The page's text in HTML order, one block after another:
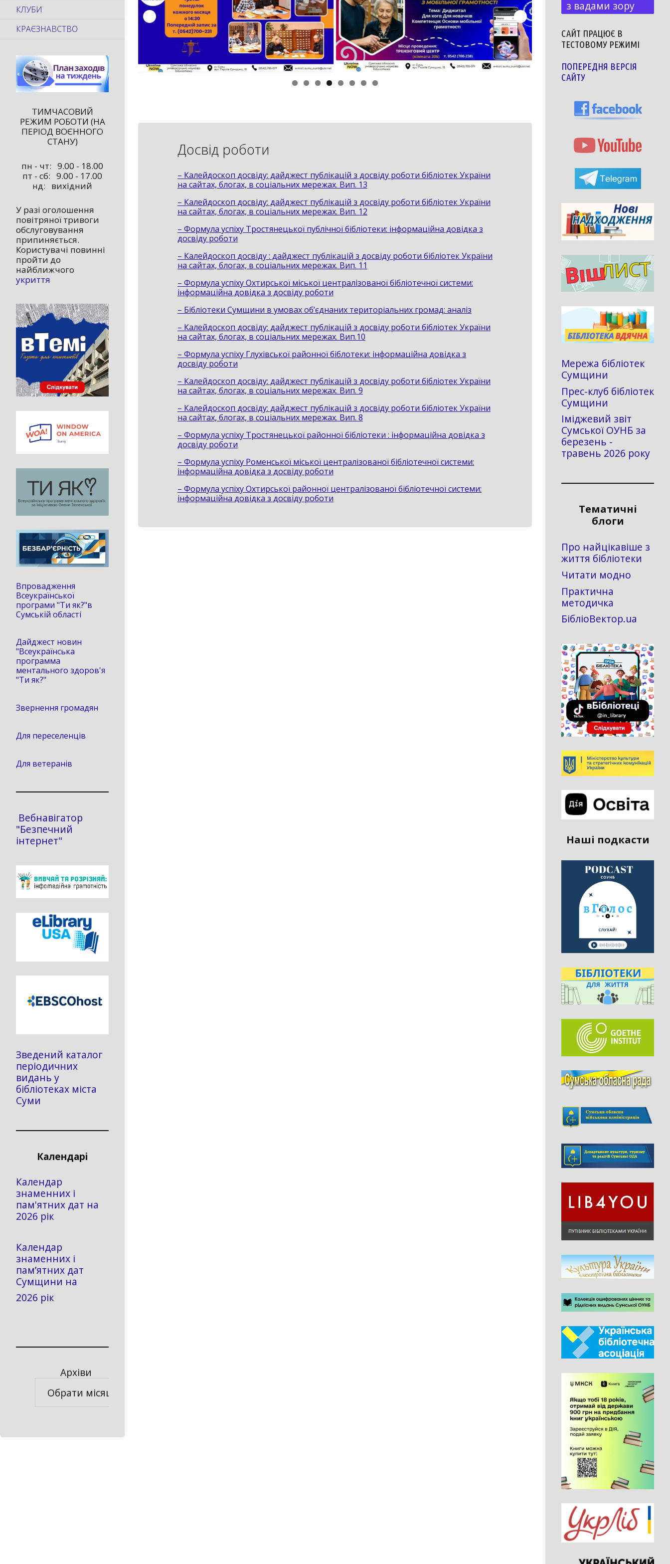
Досвід роботи
– Калейдоскоп досвіду: дайджест публікацій з досвіду роботи бібліотек України
на сайтах, блогах, в соціальних мережах. Вип. 13
– Калейдоскоп досвіду: дайджест публікацій з досвіду роботи бібліотек України
на сайтах, блогах, в соціальних мережах. Вип. 12
– Формула успіху Тростянецької публічної бібліотеки: інформаційна довідка з
досвіду роботи
– Калейдоскоп досвіду : дайджест публікацій з досвіду роботи бібліотек України
на сайтах, блогах, в соціальних мережах. Вип. 11
– Формула успіху Охтирської міської централізованої бібліотечної системи:
інформаційна довідка з досвіду роботи
– Бібліотеки Сумщини в умовах об’єднаних територіальних громад: аналіз
– Калейдоскоп досвіду: дайджест публікацій з досвіду роботи бібліотек України
на сайтах, блогах, в соціальних мережах. Вип.10
– Формула успіху Глухівської районної біблотеки: інформаційна довідка з
досвіду роботи
– Калейдоскоп досвіду: дайджест публікацій з досвіду роботи бібліотек України
на сайтах, блогах, в соціальних мережах. Вип. 9
– Калейдоскоп досвіду: дайджест публікацій з досвіду роботи бібліотек України
на сайтах, блогах, в соціальних мережах. Вип. 8
– Формула успіху Тростянецької районної бібліотеки : інформаційна довідка з
досвіду роботи
– Формула успіху Роменської міської централізованої бібліотечної системи:
інформаційна довідка з досвіду роботи
– Формула успіху Охтирської районної централізованої бібліотечної системи:
інформаційна довідка з досвіду роботи
КЛУБИ
КРАЄЗНАВСТВО
ТИМЧАСОВИЙ
РЕЖИМ РОБОТИ (НА
ПЕРІОД ВОЄННОГО
СТАНУ)
пн - чт: 9.00 - 18.00
пт - сб: 9.00 - 17.00
нд: вихідний
У разі оголошення
повітряної тривоги
обслуговування
припиняється.
Користувачі повинні
пройти до
найближчого
укриття
Впровадження
Всеукраїнської
програми "Ти як?"в
Сумській області
Дайджест новин
"Всеукраїнська
программа
ментального здоров'я
"Ти як?"
Звернення громадян
Для переселенців
Для ветеранів
Вебнавігатор
"Безпечний
інтернет"
Зведений каталог
періодичних
видань у
бібліотеках міста
Суми
Календарі
Календар
знаменних і
пам'ятних дат на
2026 рік
Календар
знаменних і
пам’ятних дат
Сумщини на
2026 рік
Архіви
з вадами зору
САЙТ ПРАЦЮЄ В
ТЕСТОВОМУ РЕЖИМІ
ПОПЕРЕДНЯ ВЕРСІЯ
САЙТУ
Мережа бібліотек
Сумщини
Прес-клуб бібліотек
Сумщини
Іміджевий звіт
Сумської ОУНБ за
березень -
травень 2026 року
Тематичні
блоги
Про найцікавіше з
життя бібліотеки
Читати модно
Практична
методичка
БібліоВектор.ua
Наші подкасти